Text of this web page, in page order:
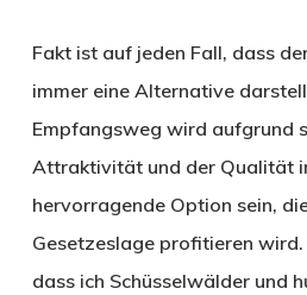
Fakt ist auf jeden Fall, dass
immer eine Alternative
Empfangsweg wird aufgrund
Attraktivität und der Qualität
hervorragende Option sein,
Gesetzeslage profitieren
dass ich Schüsselwälder und